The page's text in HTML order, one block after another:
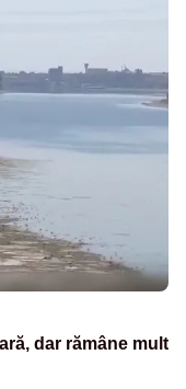
dar rămâne mult